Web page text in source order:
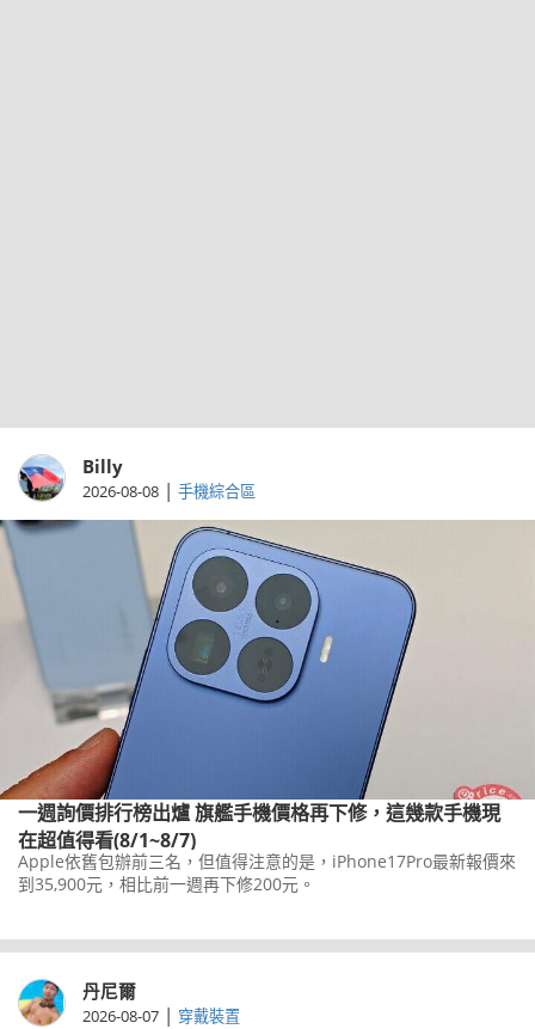
Billy
2026-08-08 | 手機綜合區
一週詢價排行榜出爐 旗艦手機價格再下修，這幾款手機現
在超值得看(8/1~8/7)
Apple依舊包辦前三名，但值得注意的是，iPhone17Pro最新報價來
到35,900元，相比前一週再下修200元。
丹尼爾
2026-08-07 | 穿戴裝置